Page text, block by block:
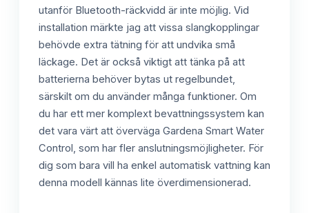
utanför Bluetooth-räckvidd är inte möjlig. Vid
installation märkte jag att vissa slangkopplingar
behövde extra tätning för att undvika små
läckage. Det är också viktigt att tänka på att
batterierna behöver bytas ut regelbundet,
särskilt om du använder många funktioner. Om
du har ett mer komplext bevattningssystem kan
det vara värt att överväga Gardena Smart Water
Control, som har fler anslutningsmöjligheter. För
dig som bara vill ha enkel automatisk vattning kan
denna modell kännas lite överdimensionerad.